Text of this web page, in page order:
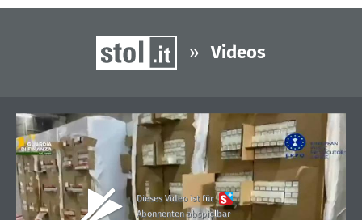
» Videos
Dieses Video ist für
Abonnenten abspielbar